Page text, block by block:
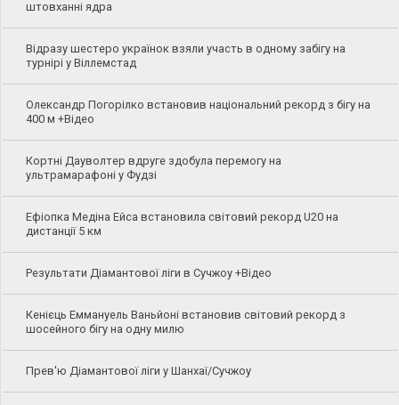
штовханні ядра
Відразу шестеро українок взяли участь в одному забігу на
турнірі у Віллемстад
Олександр Погорілко встановив національний рекорд з бігу на
400 м +Відео
Кортні Дауволтер вдруге здобула перемогу на
ультрамарафоні у Фудзі
Ефіопка Медіна Ейса встановила світовий рекорд U20 на
дистанції 5 км
Результати Діамантової ліги в Сучжоу +Відео
Кенієць Еммануель Ваньйоні встановив світовий рекорд з
шосейного бігу на одну милю
Прев'ю Діамантової ліги у Шанхаї/Сучжоу